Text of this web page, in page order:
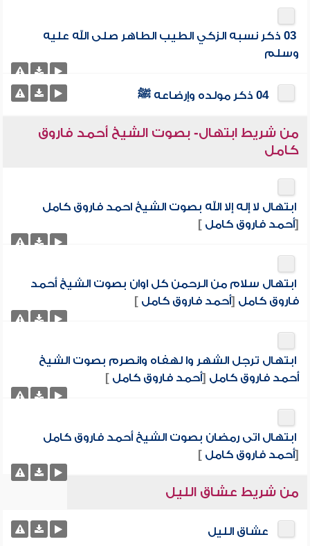
03 ذكر نسبه الزكي الطيب الطاهر صلى الله عليه
وسلم
04 ذكر مولده وإرضاعه ﷺ
من شريط ابتهال- بصوت الشيخ أحمد فاروق
كامل
ابتهال لا إله إلا الله بصوت الشيخ احمد فاروق كامل
[أحمد فاروق كامل]
ابتهال سلام من الرحمن كل اوان بصوت الشيخ أحمد
فاروق كامل [أحمد فاروق كامل]
ابتهال ترجل الشهر وا لهفاه وانصرم بصوت الشيخ
أحمد فاروق كامل [أحمد فاروق كامل]
ابتهال اتى رمضان بصوت الشيخ أحمد فاروق كامل
[أحمد فاروق كامل]
من شريط عشاق الليل
عشاق الليل